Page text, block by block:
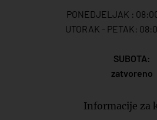
PONEDJELJAK :
UTORAK - PETAK:
SUBOTA:
zatvoreno
Informacije za